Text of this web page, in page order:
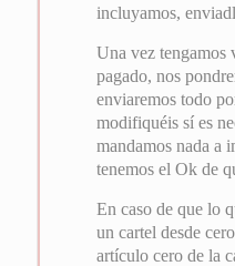
incluyamos,
Una vez tengamos
pagado, nos
enviaremos todo
modifiquéis sí es
mandamos nada a
tenemos el Ok de
En caso de que lo
un cartel desde
artículo cero de la